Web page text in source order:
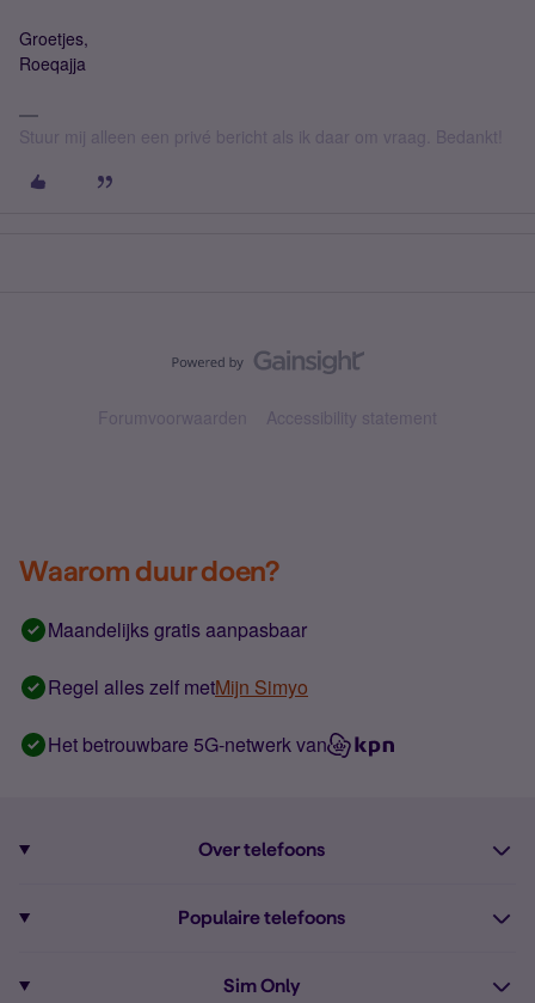
Groetjes,
Roeqajja
Stuur mij alleen een privé bericht als ik daar om vraag. Bedankt!
Forumvoorwaarden Accessibility statement
Waarom duur doen?
Maandelijks gratis aanpasbaar
Regel alles zelf metMijn Simyo
Het betrouwbare 5G-netwerk van
Over telefoons
Alle telefoons
Populaire telefoons
Sim Only